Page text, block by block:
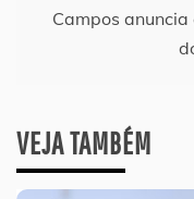
Campos
VEJA TAMBÉM